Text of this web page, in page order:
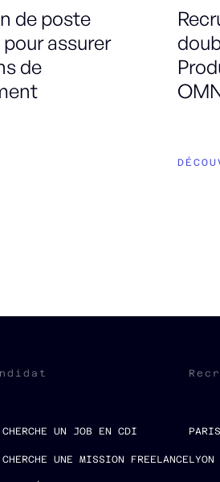
de poste
assurer
de
UN JOB EN CDI
UNE MISSION FREELANCE
PARIS
LYON